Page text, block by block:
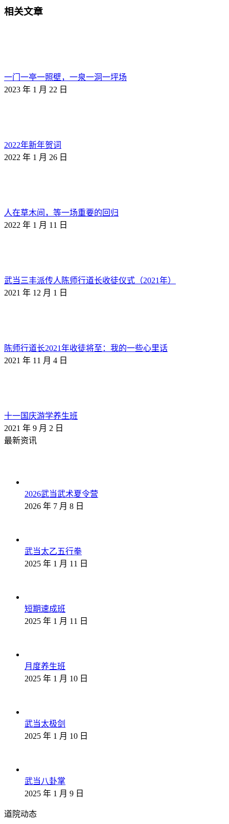
相关文章
一门一亭一照壁，一泉一洞一坪场
2023 年 1 月 22 日
2022年新年贺词
2022 年 1 月 26 日
人在草木间，等一场重要的回归
2022 年 1 月 11 日
武当三丰派传人陈师行道长收徒仪式（2021年）
2021 年 12 月 1 日
陈师行道长2021年收徒将至：我的一些心里话
2021 年 11 月 4 日
十一国庆游学养生班
2021 年 9 月 2 日
最新资讯
2026武当武术夏令营
2026 年 7 月 8 日
武当太乙五行拳
2025 年 1 月 11 日
短期速成班
2025 年 1 月 11 日
月度养生班
2025 年 1 月 10 日
武当太极剑
2025 年 1 月 10 日
武当八卦掌
2025 年 1 月 9 日
道院动态